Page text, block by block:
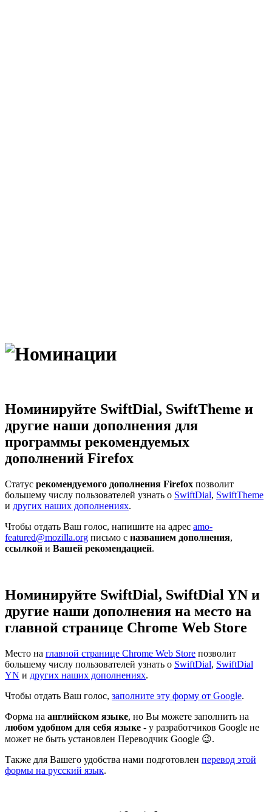
оминации
Номинируйте SwiftDial, SwiftTheme и
другие наши дополнения для
программы рекомендуемых
дополнений Firefox
Статус рекомендуемого дополнения Firefox позволит
большему числу пользователей узнать о SwiftDial, SwiftTheme
и других наших дополнениях.
Чтобы отдать Ваш голос, напишите на адрес amo-
featured@mozilla.org письмо с названием дополнения,
ссылкой и Вашей рекомендацией.
Номинируйте SwiftDial, SwiftDial YN и
другие наши дополнения на место на
главной странице Chrome Web Store
Место на главной странице Chrome Web Store позволит
большему числу пользователей узнать о SwiftDial, SwiftDial
YN и других наших дополнениях.
Чтобы отдать Ваш голос, заполните эту форму от Google.
Форма на английском языке, но Вы можете заполнить на
любом удобном для себя языке - у разработчиков Google не
может не быть установлен Переводчик Google 😉.
Также для Вашего удобства нами подготовлен перевод этой
формы на русский язык.